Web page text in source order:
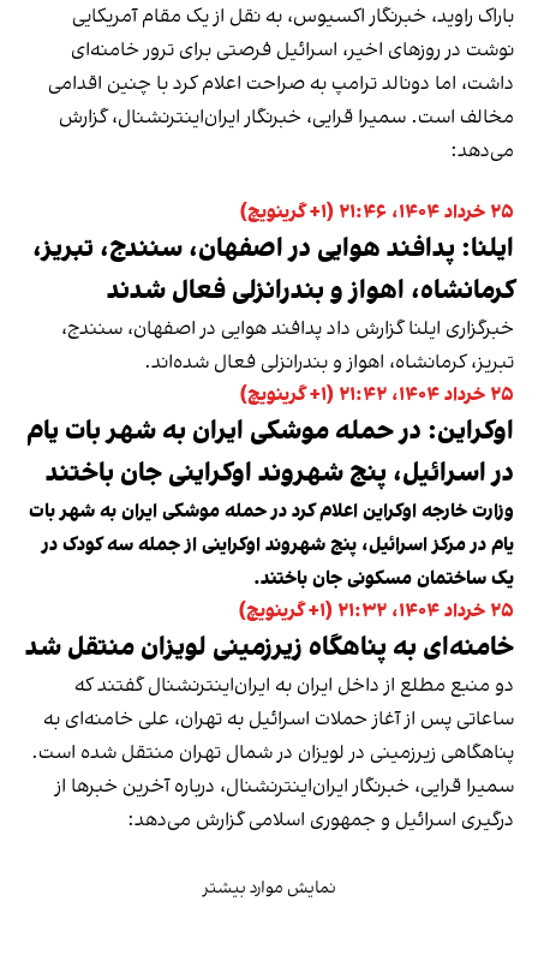
باراک راوید، خبرنگار اکسیوس، به نقل از یک مقام آمریکایی
نوشت در روزهای اخیر، اسرائیل فرصتی برای ترور خامنه‌ای
داشت، اما دونالد ترامپ به صراحت اعلام کرد با چنین اقدامی
مخالف است. سمیرا قرایی، خبرنگار ایران‌اینترنشنال، گزارش
می‌دهد:
۲۵ خرداد ۱۴۰۴، ۲۱:۴۶ (‎+۱ گرینویچ)
ایلنا: پدافند هوایی در اصفهان، سنندج، تبریز،
کرمانشاه، اهواز و بندرانزلی فعال شدند
خبرگزاری ایلنا گزارش داد پدافند هوایی در اصفهان، سنندج،
تبریز، کرمانشاه، اهواز و بندرانزلی فعال شده‌اند.
۲۵ خرداد ۱۴۰۴، ۲۱:۴۲ (‎+۱ گرینویچ)
اوکراین: در حمله موشکی ایران به شهر بات یام
در اسرائیل، پنج شهروند اوکراینی جان‌ باختند
وزارت خارجه اوکراین اعلام کرد در حمله موشکی ایران به شهر بات
یام در مرکز اسرائیل، پنج شهروند اوکراینی از جمله سه کودک در
یک ساختمان مسکونی جان باختند.
۲۵ خرداد ۱۴۰۴، ۲۱:۳۲ (‎+۱ گرینویچ)
خامنه‌ای به پناهگاه زیرزمینی لویزان منتقل شد
دو منبع مطلع از داخل ایران به ایران‌اینترنشنال گفتند که
ساعاتی پس از آغاز حملات اسرائیل به تهران، علی خامنه‌ای به
پناهگاهی زیرزمینی در لویزان در شمال تهران منتقل شده است.
سمیرا قرایی، خبرنگار ایران‌اینترنشنال، درباره آخرین خبرها از
درگیری‌ اسرائیل و جمهوری اسلامی گزارش می‌دهد:
نمایش موارد بیشتر